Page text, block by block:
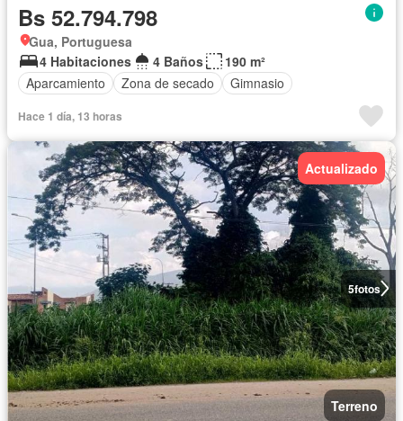
Bs 52.794.798
Gua, Portuguesa
4 Habitaciones
4 Baños
190 m²
Aparcamiento
Zona de secado Gimnasio
Hace 1 día, 13 horas
5fotos
Actualizado
Terreno